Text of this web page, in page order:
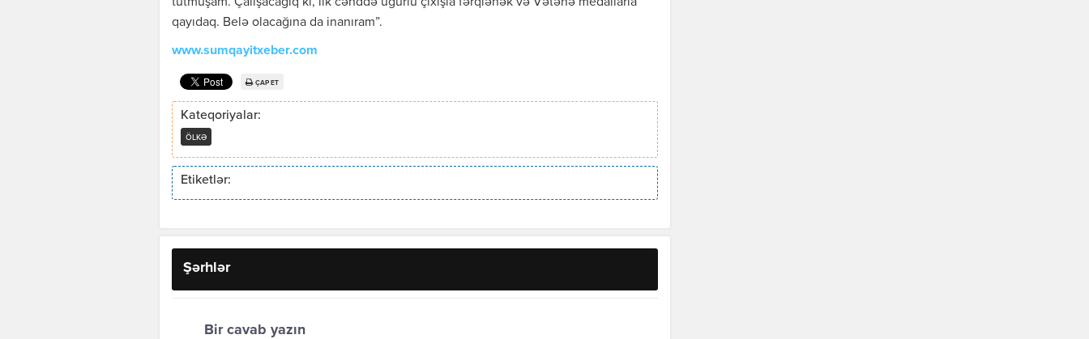
tutmuşam. Çalışacağıq ki, ilk cəhddə uğurlu çıxışla fərqlənək və Vətənə medallarla
qayıdaq. Belə olacağına da inanıram”.
www.sumqayitxeber.com
ÇAP ET
Kateqoriyalar:
ÖLKƏ
Etiketlər:
Şərhlər
Bir cavab yazın